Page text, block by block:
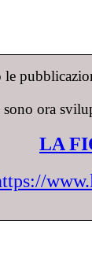
le
sono ora
LA